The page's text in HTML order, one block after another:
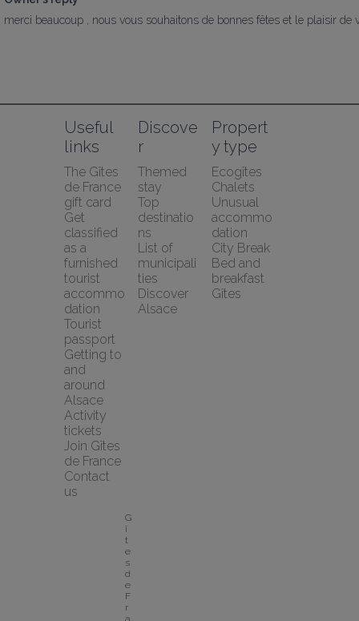
merci beaucoup , nous vous souhaitons de bonnes fêtes et le plaisir de
Useful
links
The Gîtes
de France
gift card
Get
classified
as a
furnished
tourist
accommo
dation
Tourist
passport
Getting to
and
around
Alsace
Activity
tickets
Join Gîtes
de France
Contact
us
Discove
r
Themed
stay
Top
destinatio
ns
List of
municipali
ties
Discover
Alsace
Propert
y type
Ecogîtes
Chalets
Unusual
accommo
dation
City Break
Bed and
breakfast
Gîtes
G
î
t
e
s
d
e
F
r
a